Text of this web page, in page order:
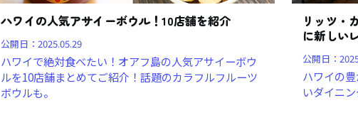
ハワイの人気アサイーボウル！10店舗を紹介
公開日：2025.05.29
ハワイで絶対食べたい！オアフ島の人気アサイーボウ
ルを10店舗まとめてご紹介！話題のカラフルフルーツ
ボウルも。
リッツ・
に新しい
公開日：
ハワイの
いダイニ